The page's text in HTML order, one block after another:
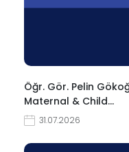
Öğr. Gör. Pelin
Maternal & Child…
31.07.2026